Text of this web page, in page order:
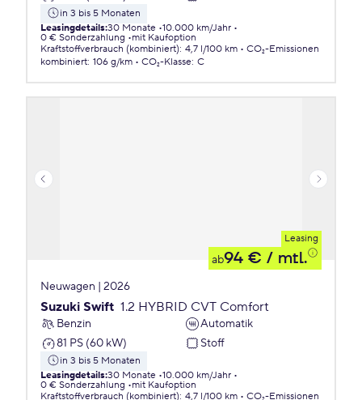
in 3 bis 5 Monaten
Leasingdetails:30 Monate 10.000 km/Jahr
0 € Sonderzahlung
mit Kaufoption
Kraftstoffverbrauch (kombiniert): 4,7 l/100 km
CO₂-Emissionen
kombiniert: 106 g/km CO₂-Klasse: C
Leasing
ab94 € / mtl.
Neuwagen | 2026
Suzuki Swift 1.2 HYBRID CVT Comfort
Benzin
Automatik
81 PS (60 kW)
Stoff
in 3 bis 5 Monaten
Leasingdetails:30 Monate 10.000 km/Jahr
0 € Sonderzahlung
mit Kaufoption
Kraftstoffverbrauch (kombiniert): 4,7 l/100 km CO₂-Emissionen